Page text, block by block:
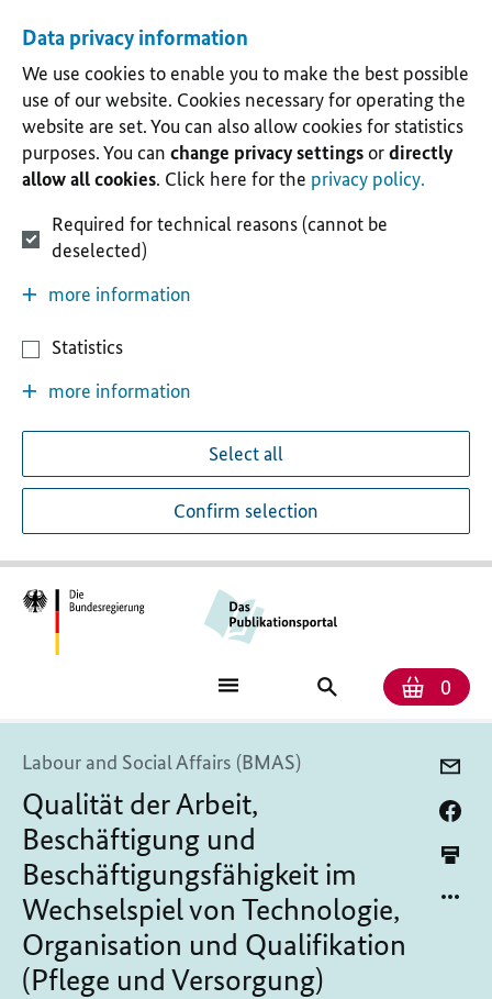
Data privacy information
We use cookies to enable you to make the best possible
use of our website. Cookies necessary for operating the
website are set. You can also allow cookies for statistics
purposes. You can change privacy settingsordirectly
allow all cookies. Click here for the privacy policy.
Required for technical reasons (cannot be
deselected)
more information
Statistics
more information
Select all
Confirm selection
Search
publications
0
Labour and Social Affairs (BMAS)
Qualität der Arbeit,
Beschäftigung und
Beschäftigungsfähigkeit im
Wechselspiel von Technologie,
Organisation und Qualifikation
(Pflege und Versorgung)